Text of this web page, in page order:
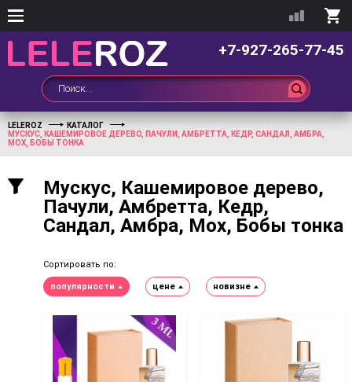
+7-927-265-77-45
LELEROZ
КАТАЛОГ
МУСКУС, КАШЕМИРОВОЕ ДЕРЕВО, ПАЧУЛИ, АМБРЕТТА, КЕДР, САНДАЛ, АМБРА,
МОХ, БОБЫ ТОНКА
Мускус, Кашемировое дерево,
Пачули, Амбретта, Кедр,
Сандал, Амбра, Мох, Бобы тонка
Сортировать по:
популярности цене новизне